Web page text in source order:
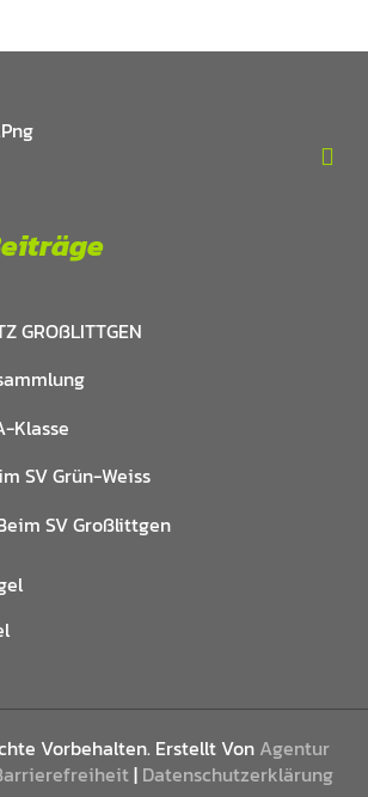
GROßLITTGEN
Klasse
SV Grün-Weiss
SV Großlittgen
Vorbehalten. Erstellt Von Agentur
| Datenschutzerklärung